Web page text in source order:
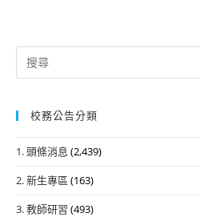
Search
for:
校務公告分類
1. 頭條消息 (2,439)
2. 新生專區 (163)
3. 教師研習 (493)